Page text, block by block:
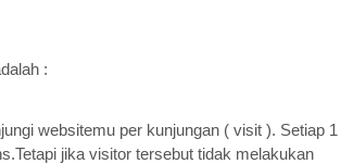
:
websitemu per kunjungan ( visit ). Setiap 1
jika visitor tersebut tidak melakukan